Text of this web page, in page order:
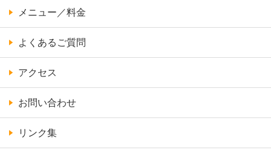
メニュー／料金
よくあるご質問
アクセス
お問い合わせ
リンク集